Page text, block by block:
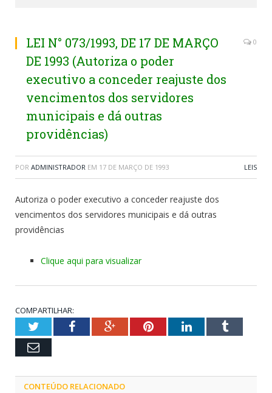
LEI N° 073/1993, DE 17 DE MARÇO
DE 1993 (Autoriza o poder
executivo a conceder reajuste dos
vencimentos dos servidores
municipais e dá outras
providências)
0
POR ADMINISTRADOR EM 17 DE MARÇO DE 1993 LEIS
Autoriza o poder executivo a conceder reajuste dos
vencimentos dos servidores municipais e dá outras
providências
Clique aqui para visualizar
COMPARTILHAR:
TwitterFacebookGoogle+PinterestLinkedInTumblr
Email
CONTEÚDO RELACIONADO